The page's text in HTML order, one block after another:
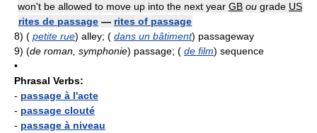
won't be allowed to move up into the next year GB ou grade US
rites de passage — rites of passage
8) ( petite rue) alley; ( dans un bâtiment) passageway
9) (de roman, symphonie) passage; ( de film) sequence
•
Phrasal Verbs:
- passage à l'acte
- passage clouté
- passage à niveau